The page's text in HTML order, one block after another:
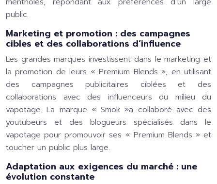
public.
Marketing et promotion : des campagnes
cibles et des collaborations d’influence
Les grandes marques investissent dans le marketing et
la promotion de leurs « Premium Blends », en utilisant
des campagnes publicitaires ciblées et des
collaborations avec des influenceurs du milieu du
vapotage. La marque « Smok »a collaboré avec des
youtubeurs et des blogueurs spécialisés dans le
vapotage pour promouvoir ses « Premium Blends » et
toucher un public plus large.
Adaptation aux exigences du marché : une
évolution constante